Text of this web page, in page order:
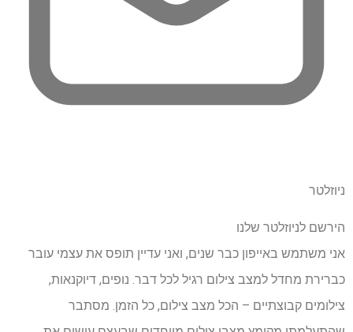
ניוזלטר
הירשם לניוזלטר שלנו
אני משתמש באייפון כבר שנים, ואני עדיין תופס את עצמי עובר
כברירת מחדל למצב צילום רגיל לכל דבר. נופים, דיוקנאות,
צילומים קבוצתיים – הכל מצב צילום, כל הזמן. מסתבר